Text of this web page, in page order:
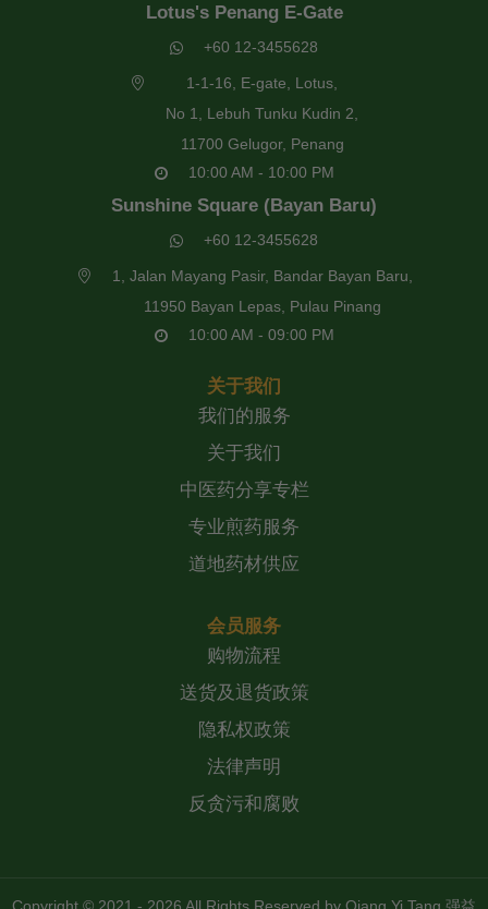
Lotus's Penang E-Gate
+60 12-3455628
1-1-16, E-gate, Lotus,
No 1, Lebuh Tunku Kudin 2,
11700 Gelugor, Penang
10:00 AM - 10:00 PM
Sunshine Square (Bayan Baru)
+60 12-3455628
1, Jalan Mayang Pasir, Bandar Bayan Baru,
11950 Bayan Lepas, Pulau Pinang
10:00 AM - 09:00 PM
关于我们
我们的服务
关于我们
中医药分享专栏
专业煎药服务
道地药材供应
会员服务
购物流程
送货及退货政策
隐私权政策
法律声明
反贪污和腐败